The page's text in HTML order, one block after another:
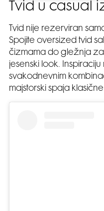
Tvid u casual
Tvid nije rezerviran
Spojite oversized tvid
čizmama do gležnja za
jesenski look.
svakodnevnim
majstorski spaja